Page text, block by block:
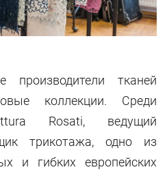
производители тканей
коллекции. Среди
Rosati, ведущий
трикотажа, одно из
и гибких европейских